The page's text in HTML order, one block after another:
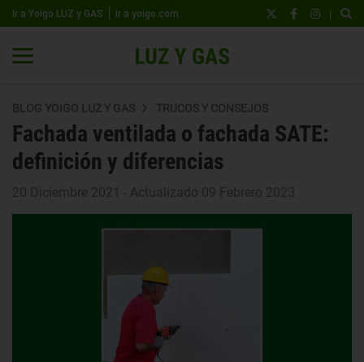
Ir a Yoigo LUZ y GAS Ir a yoigo.com |
BLOG YOIGO LUZ Y GAS TRUCOS Y CONSEJOS
Fachada ventilada o fachada SATE:
definición y diferencias
20 Diciembre 2021 - Actualizado 09 Febrero 2023